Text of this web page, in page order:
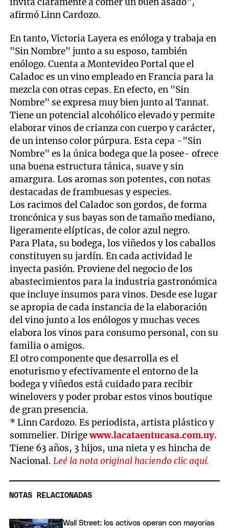
afirmó Linn Cardozo.
En tanto, Victoria Layera es enóloga y trabaja en
"Sin Nombre" junto a su esposo, también
enólogo. Cuenta a Montevideo Portal que el
Caladoc es un vino empleado en Francia para la
mezcla con otras cepas. En efecto, en "Sin
Nombre" se expresa muy bien junto al Tannat.
Tiene un potencial alcohólico elevado y permite
elaborar vinos de crianza con cuerpo y carácter,
de un intenso color púrpura. Esta cepa -"Sin
Nombre" es la única bodega que la posee- ofrece
una buena estructura tánica, suave y sin
amargura. Los aromas son potentes, con notas
destacadas de frambuesas y especies.
Los racimos del Caladoc son gordos, de forma
troncónica y sus bayas son de tamaño mediano,
ligeramente elípticas, de color azul negro.
Para Plata, su bodega, los viñedos y los caballos
constituyen su jardín. En cada actividad le
inyecta pasión. Proviene del negocio de los
abastecimientos para la industria gastronómica
que incluye insumos para vinos. Desde ese lugar
se apropia de cada instancia de la elaboración
del vino junto a los enólogos y muchas veces
elabora los vinos para consumo personal, con su
familia o amigos.
El otro componente que desarrolla es el
enoturismo y efectivamente el entorno de la
bodega y viñedos está cuidado para recibir
winelovers y poder probar estos vinos boutique
de gran presencia.
* Linn Cardozo. Es periodista, artista plástico y
sommelier. Dirigewww.lacataentucasa.com.uy.
Tiene 63 años, 3 hijos, una nieta y es hincha de
Nacional.Leé la nota original haciendo clic aquí.
NOTAS RELACIONADAS
Wall Street: los activos operan con mayorías